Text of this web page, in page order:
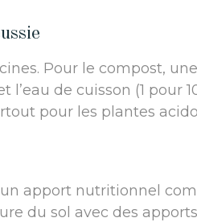
Pour le compost,
de cuisson (1 pour
pour les plantes
apport nutritionnel
du sol avec des